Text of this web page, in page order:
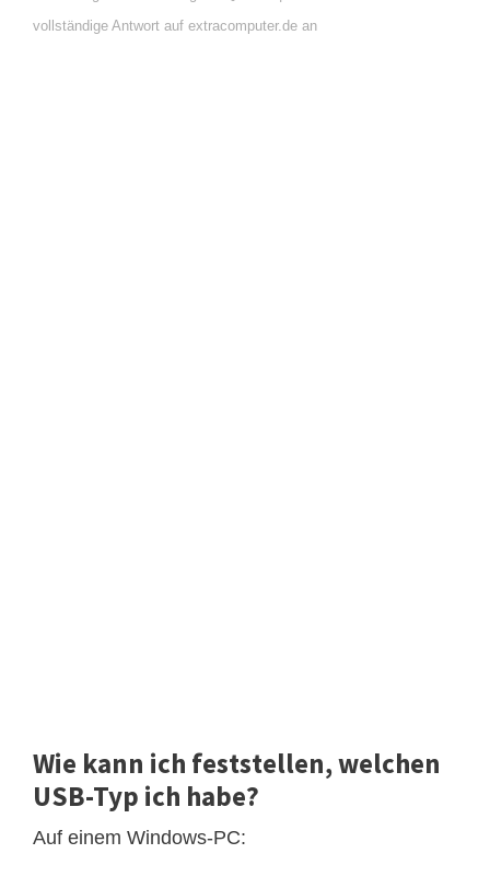
vollständige Antwort auf extracomputer.de an
Wie kann ich feststellen, welchen
USB-Typ ich habe?
Auf einem Windows-PC: